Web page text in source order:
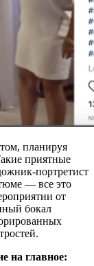
планируя
приятные
портретист
— все это
от
бокал
на главное: